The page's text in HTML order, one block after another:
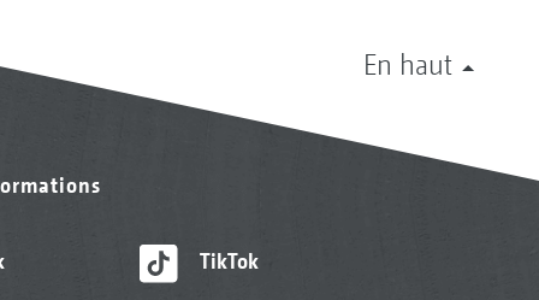
En haut
TikTok